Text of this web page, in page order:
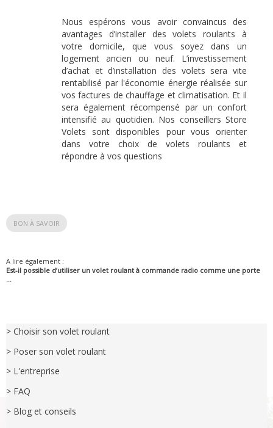
Nous espérons vous avoir convaincus des
avantages d’installer des volets roulants à
votre domicile, que vous soyez dans un
logement ancien ou neuf. L’investissement
d’achat et d’installation des volets sera vite
rentabilisé par l'économie énergie réalisée sur
vos factures de chauffage et climatisation. Et il
sera également récompensé par un confort
intensifié au quotidien. Nos conseillers Store
Volets sont disponibles pour vous orienter
dans votre choix de volets roulants et
répondre à vos questions
BON À SAVOIR
A lire également :
Est-il possible d’utiliser un volet roulant à commande radio comme une porte
...
> Choisir son volet roulant
> Poser son volet roulant
> L'entreprise
> FAQ
> Blog et conseils